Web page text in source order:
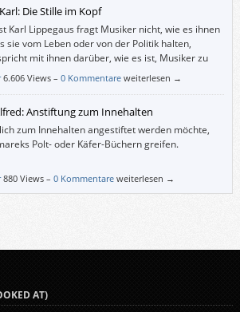
Die Stille im Kopf
Karl Lippegaus fragt Musiker nicht, wie es ihnen
sie vom Leben oder von der Politik halten,
mit ihnen darüber, wie es ist, Musiker zu
sie gerade jetzt gerade diese Musik machen.
6.606 Views – 0 Kommentare weiterlesen →
Anstiftung zum Innehalten
zum Innehalten angestiftet werden möchte,
Polt- oder Käfer-Büchern greifen.
880 Views – 0 Kommentare weiterlesen →
AT)